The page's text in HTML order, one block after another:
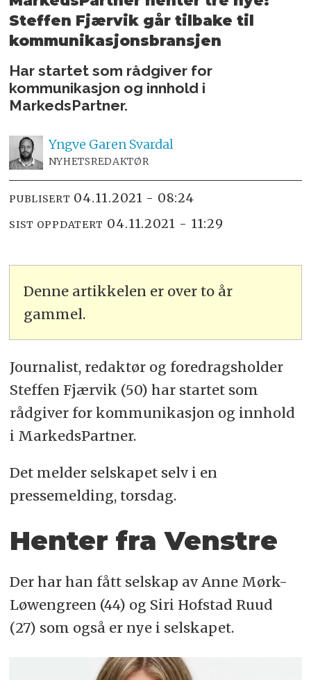
Steffen Fjærvik går tilbake til
kommunikasjonsbransjen
Har startet som rådgiver for
kommunikasjon og innhold i
MarkedsPartner.
Yngve Garen Svardal
NYHETSREDAKTØR
PUBLISERT 04.11.2021 - 08:24
SIST OPPDATERT 04.11.2021 - 11:29
Denne artikkelen er over to år
gammel.
Journalist, redaktør og foredragsholder
Steffen Fjærvik (50) har startet som
rådgiver for kommunikasjon og innhold
i MarkedsPartner.
Det melder selskapet selv i en
pressemelding, torsdag.
Henter fra Venstre
Der har han fått selskap av Anne Mørk-
Løwengreen (44) og Siri Hofstad Ruud
(27) som også er nye i selskapet.